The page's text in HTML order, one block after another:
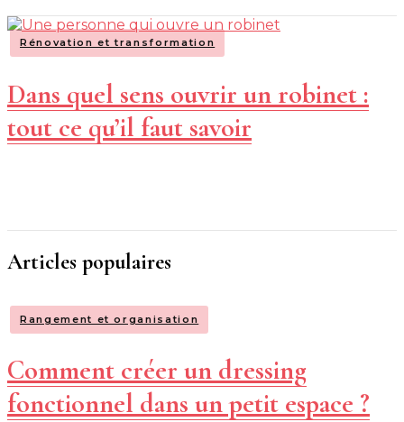
Rénovation et transformation
Dans quel sens ouvrir un robinet :
tout ce qu’il faut savoir
Articles populaires
Rangement et organisation
Comment créer un dressing
fonctionnel dans un petit espace ?